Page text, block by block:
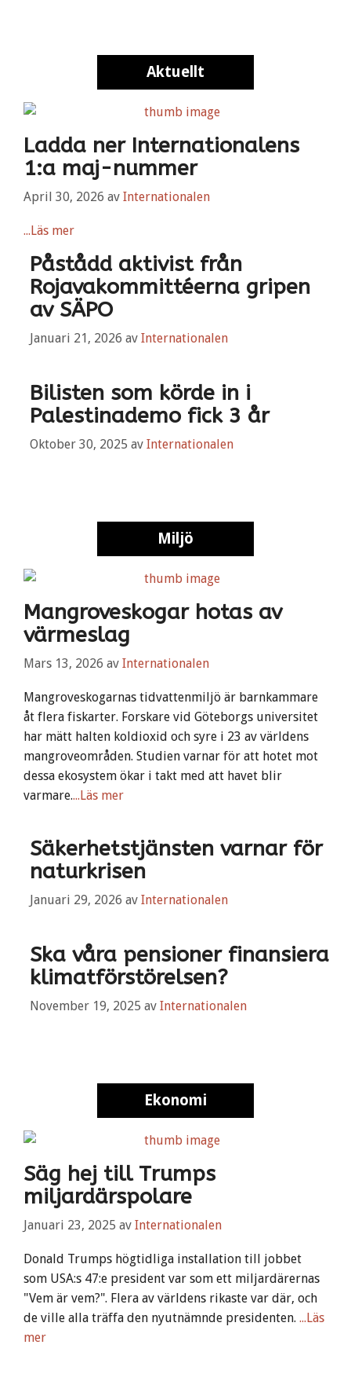
Aktuellt
Ladda ner Internationalens
1:a maj-nummer
April 30, 2026 av Internationalen
...Läs mer
Påstådd aktivist från
Rojavakommittéerna gripen
av SÄPO
Januari 21, 2026 av Internationalen
Bilisten som körde in i
Palestinademo fick 3 år
Oktober 30, 2025 av Internationalen
Miljö
Mangroveskogar hotas av
värmeslag
Mars 13, 2026 av Internationalen
Mangroveskogarnas tidvattenmiljö är barnkammare
åt flera fiskarter. Forskare vid Göteborgs universitet
har mätt halten koldioxid och syre i 23 av världens
mangroveområden. Studien varnar för att hotet mot
dessa ekosystem ökar i takt med att havet blir
varmare....Läs mer
Säkerhetstjänsten varnar för
naturkrisen
Januari 29, 2026 av Internationalen
Ska våra pensioner finansiera
klimatförstörelsen?
November 19, 2025 av Internationalen
Ekonomi
Säg hej till Trumps
miljardärspolare
Januari 23, 2025 av Internationalen
Donald Trumps högtidliga installation till jobbet
som USA:s 47:e president var som ett miljardärernas
"Vem är vem?". Flera av världens rikaste var där, och
de ville alla träffa den nyutnämnde presidenten. ...Läs
mer